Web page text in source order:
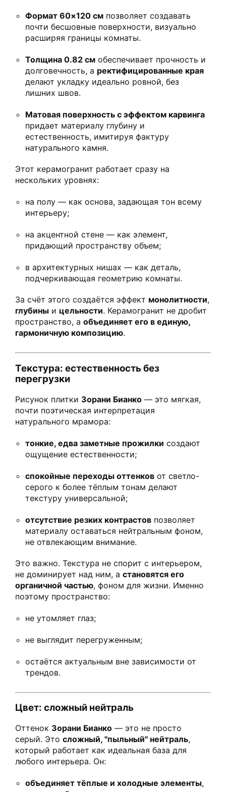
Формат 60×120 см позволяет создавать
почти бесшовные поверхности, визуально
расширяя границы комнаты.
Толщина 0.82 см обеспечивает прочность и
долговечность, а ректифицированные края
делают укладку идеально ровной, без
лишних швов.
Матовая поверхность с эффектом карвинга
придает материалу глубину и
естественность, имитируя фактуру
натурального камня.
Этот керамогранит работает сразу на
нескольких уровнях:
на полу — как основа, задающая тон всему
интерьеру;
на акцентной стене — как элемент,
придающий пространству объем;
в архитектурных нишах — как деталь,
подчеркивающая геометрию комнаты.
За счёт этого создаётся эффект монолитности,
глубины и цельности. Керамогранит не дробит
пространство, а объединяет его в единую,
гармоничную композицию.
Текстура: естественность без
перегрузки
Рисунок плитки Зорани Бианко — это мягкая,
почти поэтическая интерпретация
натурального мрамора:
тонкие, едва заметные прожилки создают
ощущение естественности;
спокойные переходы оттенков от светло-
серого к более тёплым тонам делают
текстуру универсальной;
отсутствие резких контрастов позволяет
материалу оставаться нейтральным фоном,
не отвлекающим внимание.
Это важно. Текстура не спорит с интерьером,
не доминирует над ним, а становятся его
органичной частью, фоном для жизни. Именно
поэтому пространство:
не утомляет глаз;
не выглядит перегруженным;
остаётся актуальным вне зависимости от
трендов.
Цвет: сложный нейтраль
Оттенок Зорани Бианко — это не просто
серый. Это сложный, "пыльный" нейтраль,
который работает как идеальная база для
любого интерьера. Он:
объединяет тёплые и холодные элементы,